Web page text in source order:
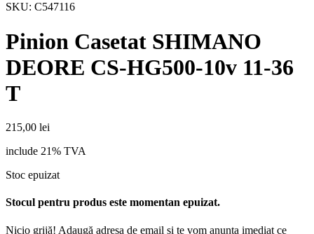
SKU: C547116
Pinion Casetat SHIMANO
DEORE CS-HG500-10v 11-36
T
215,00 lei
include 21% TVA
Stoc epuizat
Stocul pentru produs este momentan epuizat.
Nicio grijă! Adaugă adresa de email și te vom anunța imediat ce